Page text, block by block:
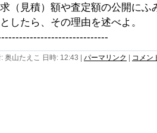
（見積）額や査定額の公開にふ
したら、その理由を述べよ。
奥山たえこ 日時: 12:43 パーマリンク コメン